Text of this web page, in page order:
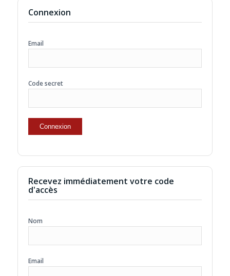
Connexion
Email
Code secret
Recevez immédiatement votre code
d'accès
Nom
Email